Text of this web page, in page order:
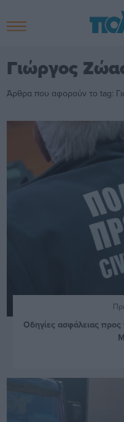
Γιώργος
Άρθρα που αφορούν το tag:
Οδηγίες ασφάλειας προς